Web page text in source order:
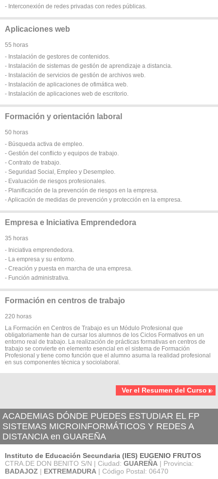
- Interconexión de redes privadas con redes públicas.
Aplicaciones web
55 horas
- Instalación de gestores de contenidos.
- Instalación de sistemas de gestión de aprendizaje a distancia.
- Instalación de servicios de gestión de archivos web.
- Instalación de aplicaciones de ofimática web.
- Instalación de aplicaciones web de escritorio.
Formación y orientación laboral
50 horas
- Búsqueda activa de empleo.
- Gestión del conflicto y equipos de trabajo.
- Contrato de trabajo.
- Seguridad Social, Empleo y Desempleo.
- Evaluación de riesgos profesionales.
- Planificación de la prevención de riesgos en la empresa.
- Aplicación de medidas de prevención y protección en la empresa.
Empresa e Iniciativa Emprendedora
35 horas
- Iniciativa emprendedora.
- La empresa y su entorno.
- Creación y puesta en marcha de una empresa.
- Función administrativa.
Formación en centros de trabajo
220 horas
La Formación en Centros de Trabajo es un Módulo Profesional que
obligatoriamente han de cursar los alumnos de los Ciclos Formativos en un
entorno real de trabajo. La realización de prácticas formativas en centros de
trabajo se convierte en elemento esencial en el sistema de Formación
Profesional y tiene como función que el alumno asuma la realidad profesional
en sus componentes técnica y sociolaboral.
Ver el Resumen del Curso
ACADEMIAS DÓNDE PUEDES ESTUDIAR EL FP
SISTEMAS MICROINFORMÁTICOS Y REDES A
DISTANCIA en GUAREÑA
Instituto de Educación Secundaria (IES) EUGENIO FRUTOS
CTRA.DE DON BENITO S/N | Ciudad: GUAREÑA | Provincia:
BADAJOZ | EXTREMADURA | Código Postal: 06470